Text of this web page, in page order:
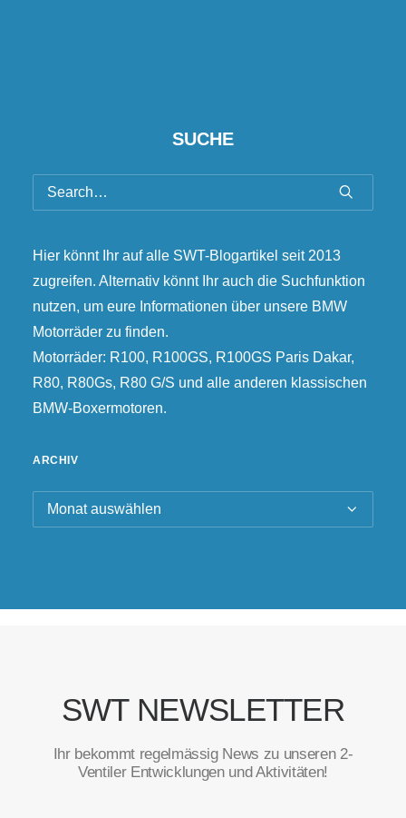
SUCHE
Hier könnt Ihr auf alle SWT-Blogartikel seit 2013
zugreifen. Alternativ könnt Ihr auch die Suchfunktion
nutzen, um eure Informationen über unsere BMW
Motorräder zu finden.
Motorräder: R100, R100GS, R100GS Paris Dakar,
R80, R80Gs, R80 G/S und alle anderen klassischen
BMW-Boxermotoren.
ARCHIV
Archiv
SWT NEWSLETTER
Ihr bekommt regelmässig News zu unseren 2-
Ventiler Entwicklungen und Aktivitäten!